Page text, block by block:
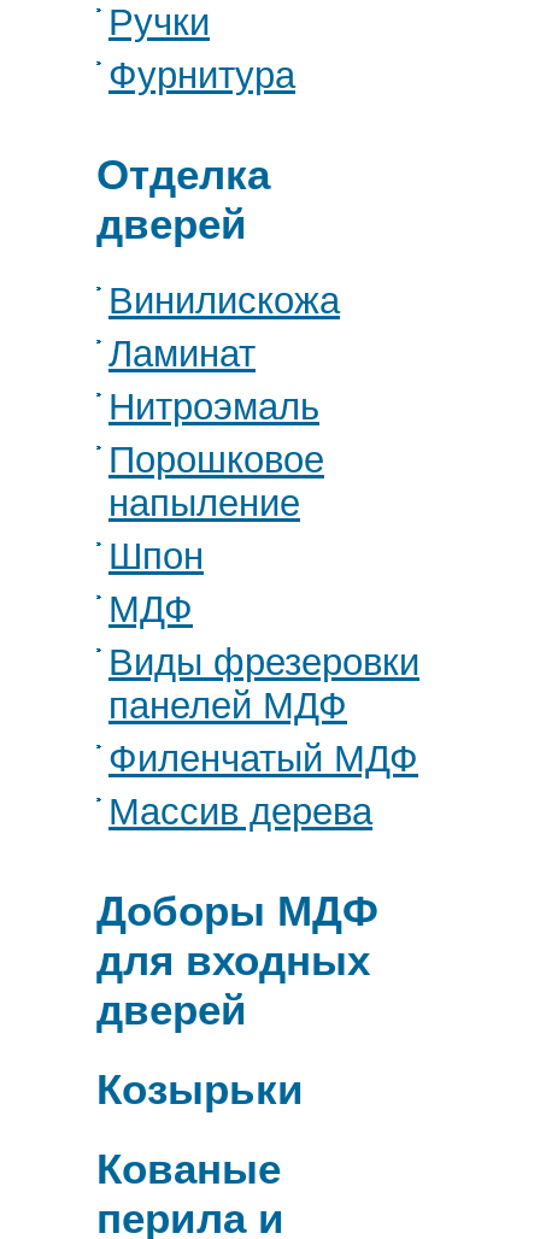
Ручки
Фурнитура
Отделка
дверей
Винилискожа
Ламинат
Нитроэмаль
Порошковое
напыление
Шпон
МДФ
Виды фрезеровки
панелей МДФ
Филенчатый МДФ
Массив дерева
Доборы МДФ
для входных
дверей
Козырьки
Кованые
перила и